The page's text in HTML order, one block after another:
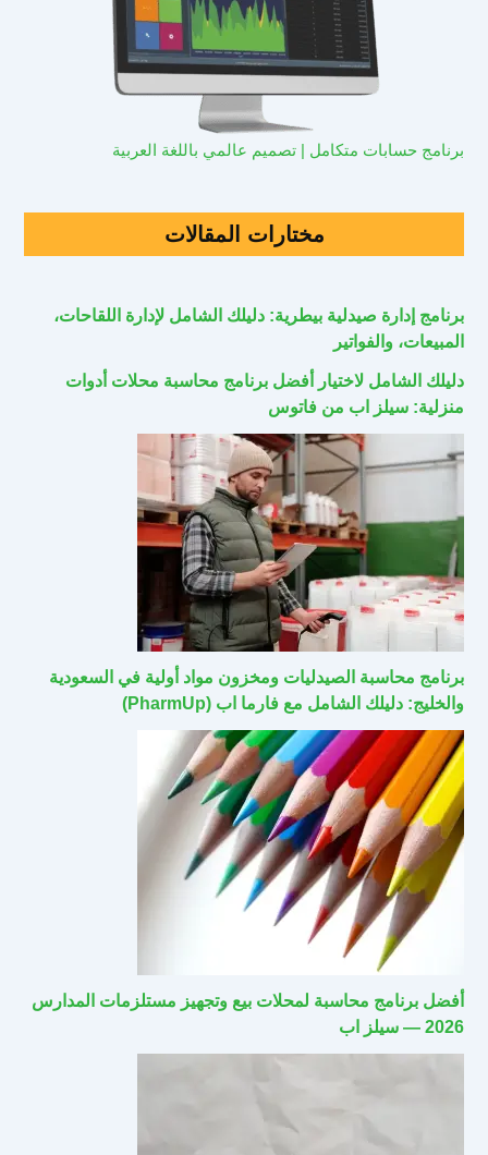
برنامج حسابات متكامل | تصميم عالمي باللغة العربية
مختارات المقالات
برنامج إدارة صيدلية بيطرية: دليلك الشامل لإدارة اللقاحات،
المبيعات، والفواتير
دليلك الشامل لاختيار أفضل برنامج محاسبة محلات أدوات
منزلية: سيلز اب من فاتوس
برنامج محاسبة الصيدليات ومخزون مواد أولية في السعودية
والخليج: دليلك الشامل مع فارما اب (PharmUp)
أفضل برنامج محاسبة لمحلات بيع وتجهيز مستلزمات المدارس
2026 — سيلز اب